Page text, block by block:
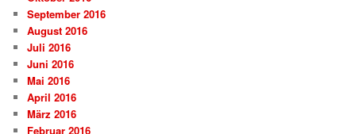
September 2016
August 2016
Juli 2016
Juni 2016
Mai 2016
April 2016
März 2016
Februar 2016